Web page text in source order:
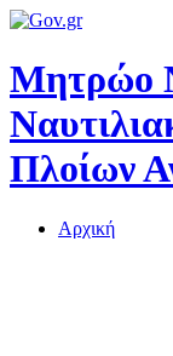
Μητρώο
Πλοίων
Αρχική